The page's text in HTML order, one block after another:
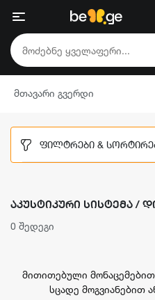
მთავარი გვერდი
ᲤᲘᲚᲢᲠᲔᲑᲘ &
ᲐᲙᲣᲡᲢᲘᲙᲣᲠᲘ ᲡᲘᲡᲢᲔᲛᲐ /
0 შედეგი
მითითებული
სცადე მოგვიანებით